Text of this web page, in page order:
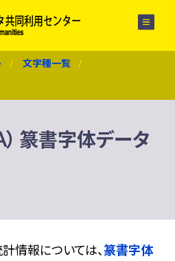
文字種一覧
） 篆書字体データ
情報については、篆書字体